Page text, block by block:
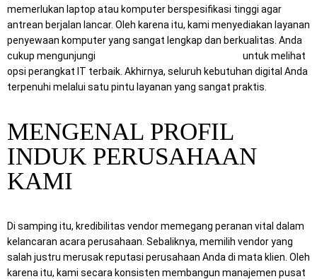
memerlukan laptop atau komputer berspesifikasi tinggi agar
antrean berjalan lancar. Oleh karena itu, kami menyediakan layanan
penyewaan komputer yang sangat lengkap dan berkualitas. Anda
cukup mengunjungi
untuk melihat
opsi perangkat IT terbaik. Akhirnya, seluruh kebutuhan digital Anda
terpenuhi melalui satu pintu layanan yang sangat praktis.
MENGENAL PROFIL
INDUK PERUSAHAAN
KAMI
Di samping itu, kredibilitas vendor memegang peranan vital dalam
kelancaran acara perusahaan. Sebaliknya, memilih vendor yang
salah justru merusak reputasi perusahaan Anda di mata klien. Oleh
karena itu, kami secara konsisten membangun manajemen pusat